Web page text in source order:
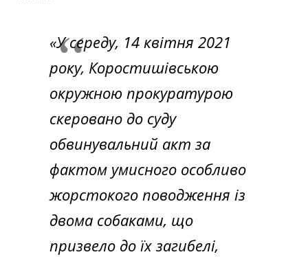
«У середу, 14 квітня 2021
року, Коростишівською
окружною прокуратурою
скеровано до суду
обвинувальний акт за
фактом умисного особливо
жорстокого поводження із
двома собаками, що
призвело до їх загибелі,